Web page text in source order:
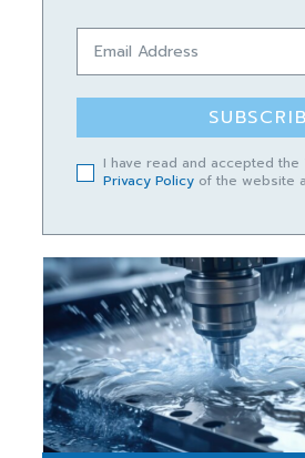
I have read and accepted the
Privacy Policy of the website